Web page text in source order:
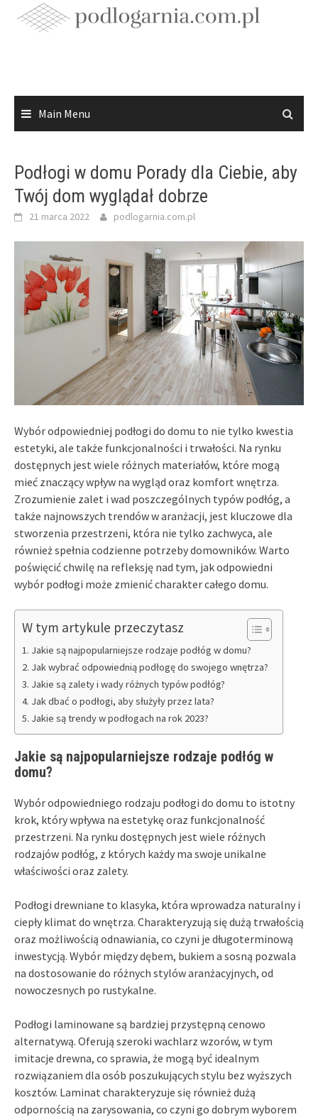
Main Menu
Podłogi w domu Porady dla Ciebie, aby
Twój dom wyglądał dobrze
21 marca 2022 podlogarnia.com.pl
Wybór odpowiedniej podłogi do domu to nie tylko kwestia
estetyki, ale także funkcjonalności i trwałości. Na rynku
dostępnych jest wiele różnych materiałów, które mogą
mieć znaczący wpływ na wygląd oraz komfort wnętrza.
Zrozumienie zalet i wad poszczególnych typów podłóg, a
także najnowszych trendów w aranżacji, jest kluczowe dla
stworzenia przestrzeni, która nie tylko zachwyca, ale
również spełnia codzienne potrzeby domowników. Warto
poświęcić chwilę na refleksję nad tym, jak odpowiedni
wybór podłogi może zmienić charakter całego domu.
W tym artykule przeczytasz
Jakie są najpopularniejsze rodzaje podłóg w domu?
Jak wybrać odpowiednią podłogę do swojego wnętrza?
Jakie są zalety i wady różnych typów podłóg?
Jak dbać o podłogi, aby służyły przez lata?
Jakie są trendy w podłogach na rok 2023?
Jakie są najpopularniejsze rodzaje podłóg w
domu?
Wybór odpowiedniego rodzaju podłogi do domu to istotny
krok, który wpływa na estetykę oraz funkcjonalność
przestrzeni. Na rynku dostępnych jest wiele różnych
rodzajów podłóg, z których każdy ma swoje unikalne
właściwości oraz zalety.
Podłogi drewniane to klasyka, która wprowadza naturalny i
ciepły klimat do wnętrza. Charakteryzują się dużą trwałością
oraz możliwością odnawiania, co czyni je długoterminową
inwestycją. Wybór między dębem, bukiem a sosną pozwala
na dostosowanie do różnych stylów aranżacyjnych, od
nowoczesnych po rustykalne.
Podłogi laminowane są bardziej przystępną cenowo
alternatywą. Oferują szeroki wachlarz wzorów, w tym
imitacje drewna, co sprawia, że mogą być idealnym
rozwiązaniem dla osób poszukujących stylu bez wyższych
kosztów. Laminat charakteryzuje się również dużą
odpornością na zarysowania, co czyni go dobrym wyborem